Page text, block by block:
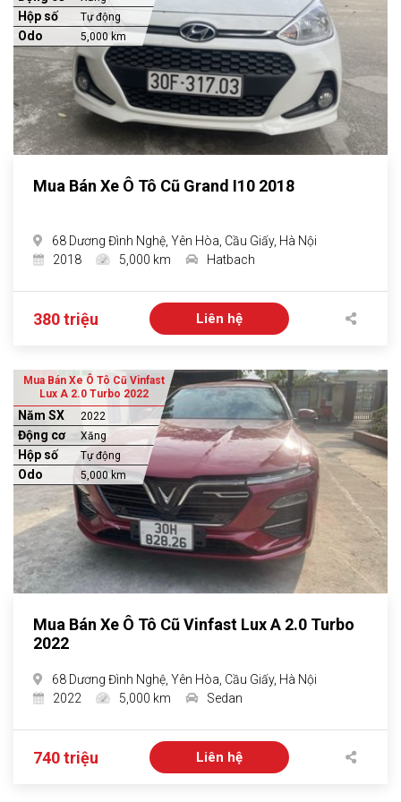
Hộp số Tự động
Odo 5,000 km
Mua Bán Xe Ô Tô Cũ Grand I10 2018
68 Dương Đình Nghệ, Yên Hòa, Cầu Giấy, Hà Nội
2018
5,000 km Hatbach
380 triệu Liên hệ
Mua Bán Xe Ô Tô Cũ Vinfast
Lux A 2.0 Turbo 2022
Năm SX 2022
Động cơ Xăng
Hộp số Tự động
Odo 5,000 km
Mua Bán Xe Ô Tô Cũ Vinfast Lux A 2.0 Turbo
2022
68 Dương Đình Nghệ, Yên Hòa, Cầu Giấy, Hà Nội
2022
5,000 km Sedan
740 triệu Liên hệ